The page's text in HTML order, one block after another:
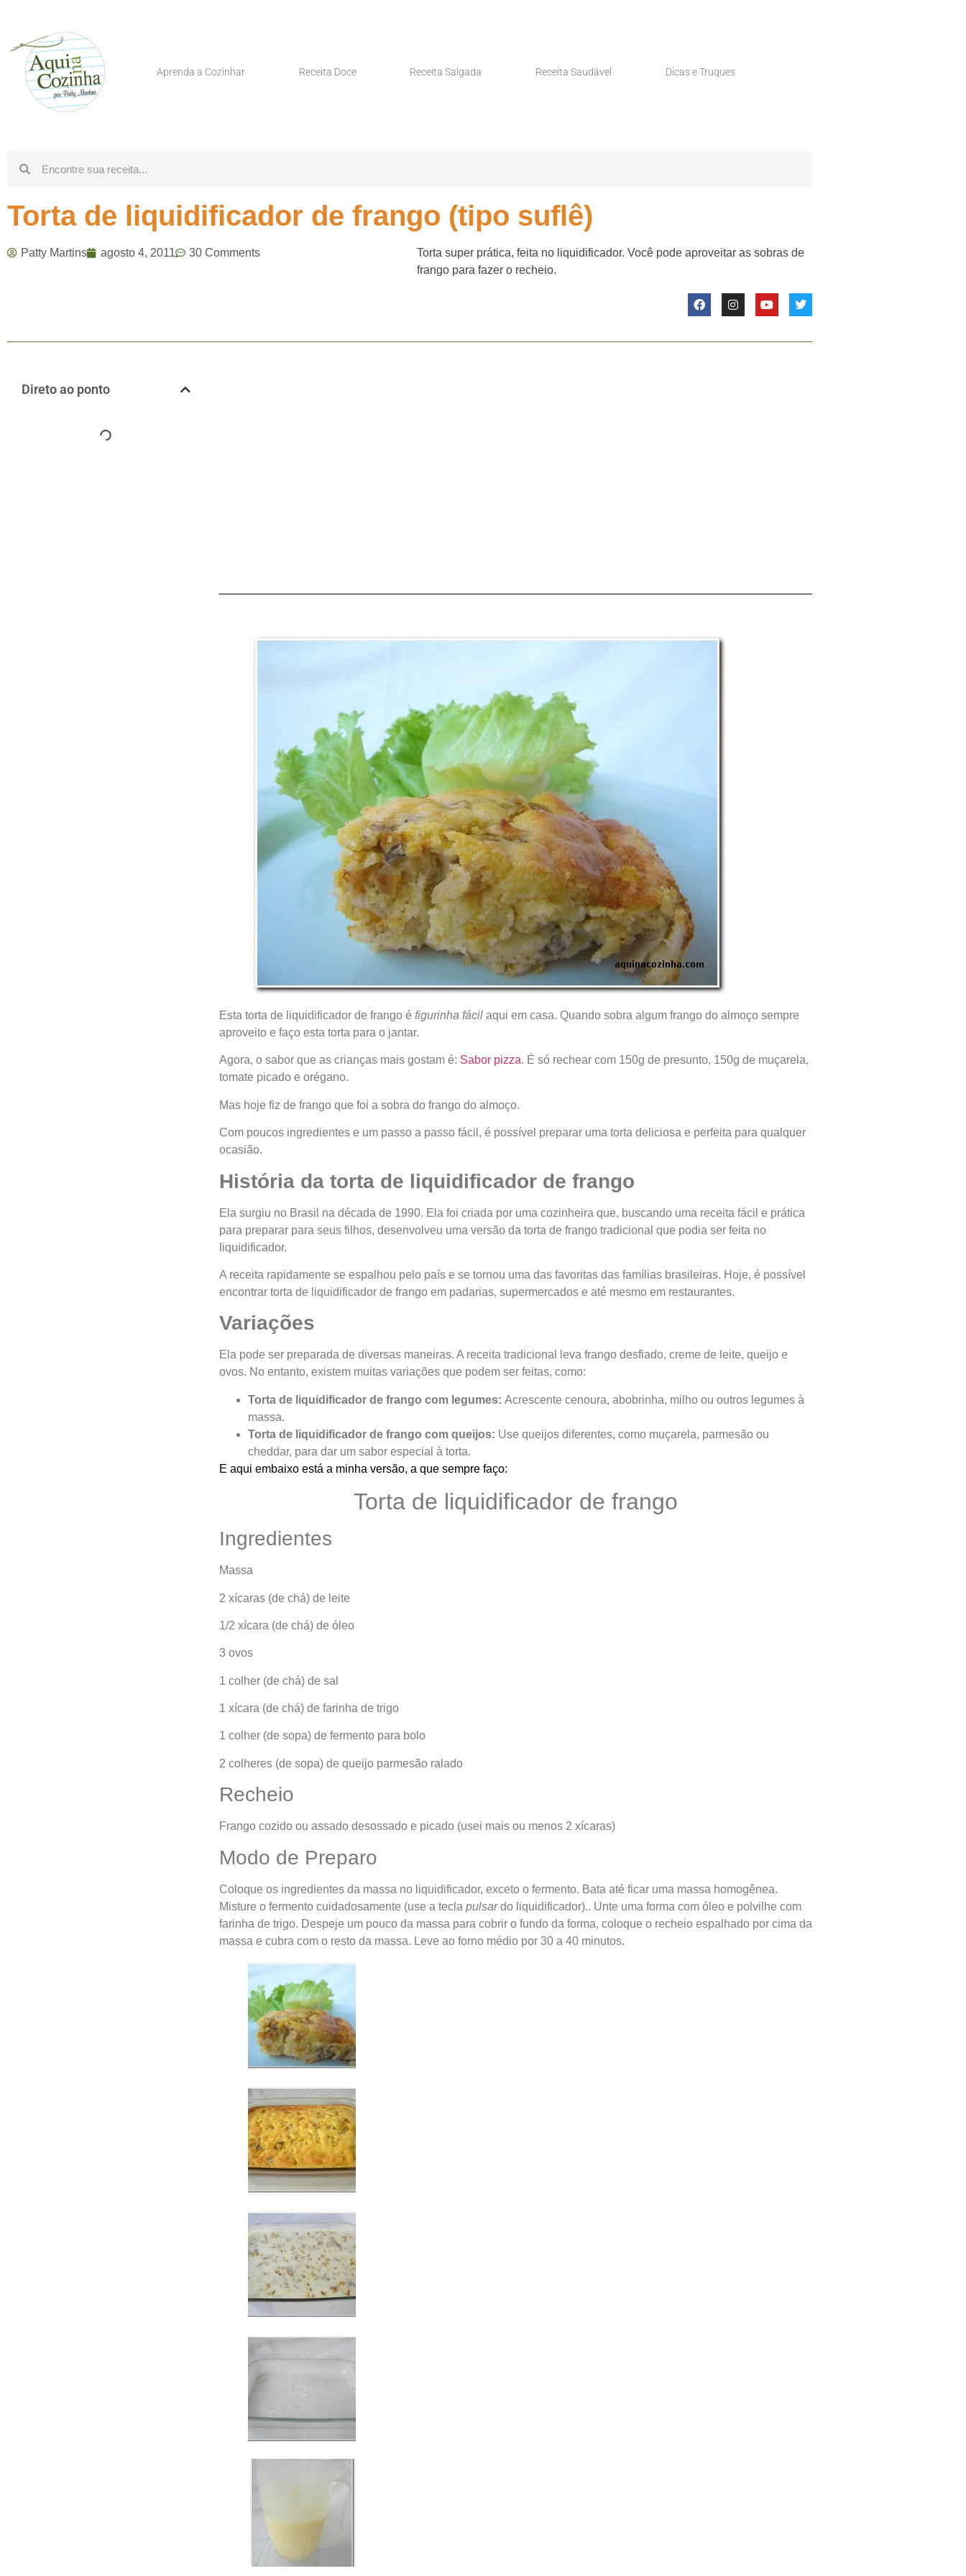
Aprenda a Cozinhar Receita Doce Receita Salgada Receita Saudável Dicas e Truques
Torta de liquidificador de frango (tipo suflê)
Patty Martins agosto 4, 2011 30 Comments
Torta super prática, feita no liquidificador. Você pode aproveitar as sobras de
frango para fazer o recheio.
Direto ao ponto
Esta torta de liquidificador de frango é figurinha fácilaqui em casa. Quando sobra algum frango do almoço sempre
aproveito e faço esta torta para o jantar.
Agora, o sabor que as crianças mais gostam é: Sabor pizza. É só rechear com 150g de presunto, 150g de muçarela,
tomate picado e orégano.
Mas hoje fiz de frango que foi a sobra do frango do almoço.
Com poucos ingredientes e um passo a passo fácil, é possível preparar uma torta deliciosa e perfeita para qualquer
ocasião.
História da torta de liquidificador de frango
Ela surgiu no Brasil na década de 1990. Ela foi criada por uma cozinheira que, buscando uma receita fácil e prática
para preparar para seus filhos, desenvolveu uma versão da torta de frango tradicional que podia ser feita no
liquidificador.
A receita rapidamente se espalhou pelo país e se tornou uma das favoritas das famílias brasileiras. Hoje, é possível
encontrar torta de liquidificador de frango em padarias, supermercados e até mesmo em restaurantes.
Variações
Ela pode ser preparada de diversas maneiras. A receita tradicional leva frango desfiado, creme de leite, queijo e
ovos. No entanto, existem muitas variações que podem ser feitas, como:
Torta de liquidificador de frango com legumes: Acrescente cenoura, abobrinha, milho ou outros legumes à
massa.
Torta de liquidificador de frango com queijos: Use queijos diferentes, como muçarela, parmesão ou
cheddar, para dar um sabor especial à torta.
E aqui embaixo está a minha versão, a que sempre faço:
Torta de liquidificador de frango
Ingredientes
Massa
2 xícaras (de chá) de leite
1/2 xícara (de chá) de óleo
3 ovos
1 colher (de chá) de sal
1 xícara (de chá) de farinha de trigo
1 colher (de sopa) de fermento para bolo
2 colheres (de sopa) de queijo parmesão ralado
Recheio
Frango cozido ou assado desossado e picado (usei mais ou menos 2 xícaras)
Modo de Preparo
Coloque os ingredientes da massa no liquidificador, exceto o fermento. Bata até ficar uma massa homogênea.
Misture o fermento cuidadosamente (use a tecla pulsardo liquidificador).. Unte uma forma com óleo e polvilhe com
farinha de trigo. Despeje um pouco da massa para cobrir o fundo da forma, coloque o recheio espalhado por cima da
massa e cubra com o resto da massa. Leve ao forno médio por 30 a 40 minutos.